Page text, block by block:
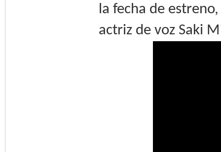
la fecha de
actriz de voz Saki